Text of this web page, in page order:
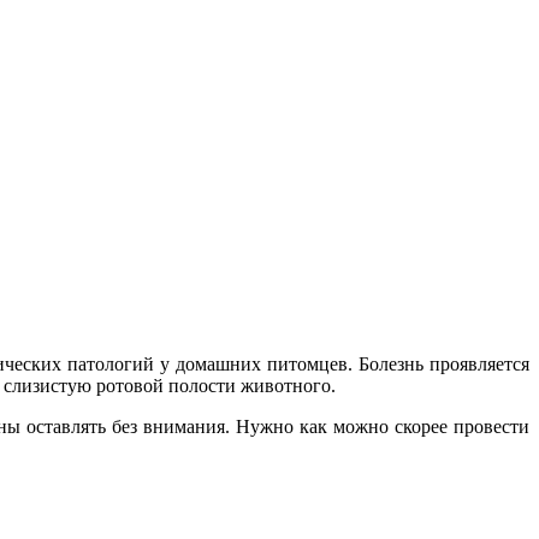
патологий у домашних питомцев. Болезнь проявляется
ротовой полости животного.
оставлять без внимания. Нужно как можно скорее провести